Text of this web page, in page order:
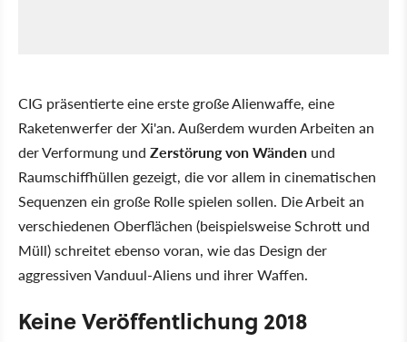
CIG präsentierte eine erste große Alienwaffe, eine
Raketenwerfer der Xi'an. Außerdem wurden Arbeiten an
der Verformung und Zerstörung von Wänden und
Raumschiffhüllen gezeigt, die vor allem in cinematischen
Sequenzen ein große Rolle spielen sollen. Die Arbeit an
verschiedenen Oberflächen (beispielsweise Schrott und
Müll) schreitet ebenso voran, wie das Design der
aggressiven Vanduul-Aliens und ihrer Waffen.
Keine Veröffentlichung 2018